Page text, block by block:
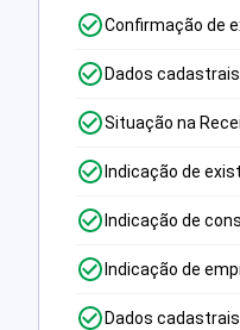
Confirmação de
Dados
Situação na
Indicação de
Indicação de
Indicação de
Dados